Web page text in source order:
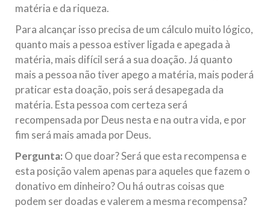
matéria e da riqueza.
Para alcançar isso precisa de um cálculo muito lógico,
quanto mais a pessoa estiver ligada e apegada à
matéria, mais difícil será a sua doação. Já quanto
mais a pessoa não tiver apego a matéria, mais poderá
praticar esta doação, pois será desapegada da
matéria. Esta pessoa com certeza será
recompensada por Deus nesta e na outra vida, e por
fim será mais amada por Deus.
Pergunta: O que doar? Será que esta recompensa e
esta posição valem apenas para aqueles que fazem o
donativo em dinheiro? Ou há outras coisas que
podem ser doadas e valerem a mesma recompensa?